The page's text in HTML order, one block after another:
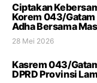
Ciptakan
Korem 043/Gatam
Adha Bersama
28 Mei 2026
Kasrem 043/
DPRD Provinsi